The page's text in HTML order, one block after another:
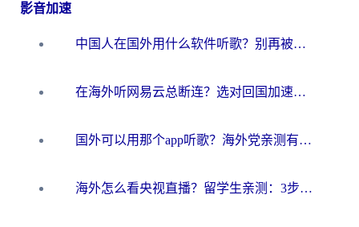
影音加速
中国人在国外用什么软件听歌？别再被地域限制卡脖子，这篇教你轻松解锁国内音乐库
在海外听网易云总断连？选对回国加速器，告别地区限制和卡顿
国外可以用那个app听歌？海外党亲测有效的回国加速方案，轻松听国内音乐听书
海外怎么看央视直播？留学生亲测：3步解决版权限制+追剧自由